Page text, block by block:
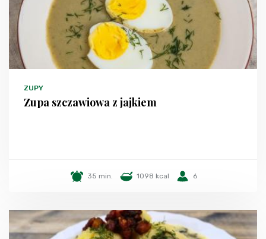
ZUPY
Zupa szczawiowa z jajkiem
35 min. 1098 kcal 6